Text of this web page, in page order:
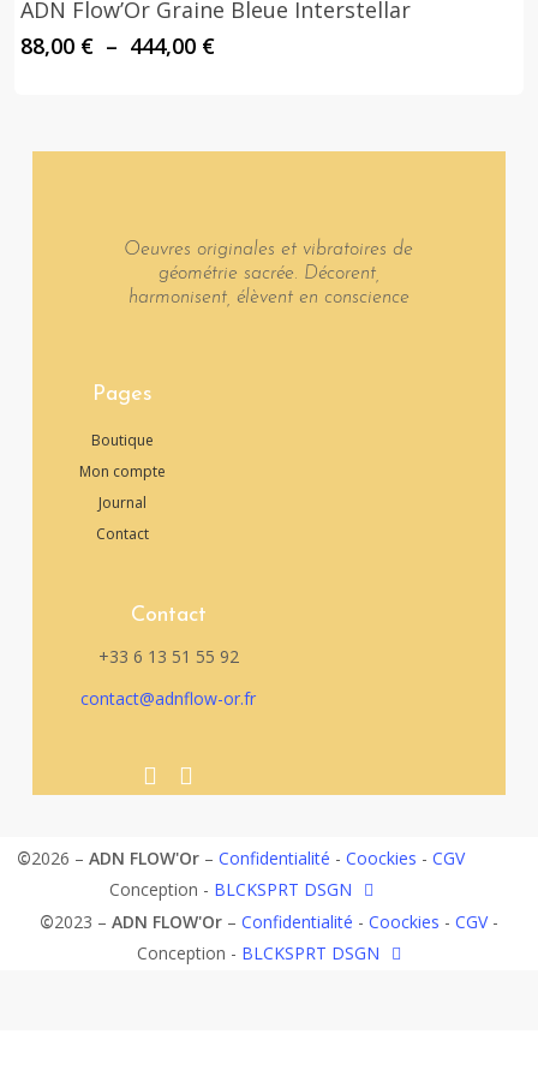
ADN Flow’Or Graine Bleue Interstellar
88,00 € – 444,00 €Plage
à
Oeuvres originales et vibratoires de
géométrie sacrée. Décorent,
harmonisent, élèvent en conscience
Pages
Boutique
Mon compte
Journal
Contact
Contact
+33 6 13 51 55 92‬
contact@adnflow-or.fr
©2026 –ADN FLOW'Or –Confidentialité -Coockies -CGV
Conception - BLCKSPRT DSGN
©2023 – ADN FLOW'Or– Confidentialité - Coockies - CGV-
Conception - BLCKSPRT DSGN